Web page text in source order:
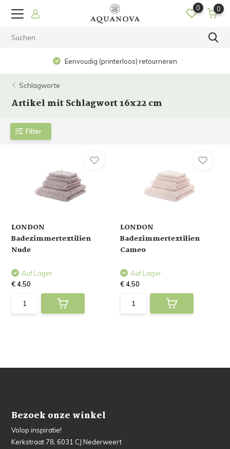
0 0
Eenvoudig (printerloos) retourneren
Schlagworte
Artikel mit Schlagwort 16x22 cm
Filter
LONDON
Badezimmertextilien
Nude
Auf Lager
€ 4,50
LONDON
Badezimmertextilien
Cameo
Auf Lager
€ 4,50
Bezoek onze winkel
Volop inspiratie!
Kerkstraat 78, 6031 CJ Nederweert